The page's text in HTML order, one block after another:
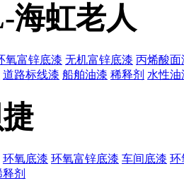
海虹老人
氧富锌底漆 无机富锌底漆 丙烯酸面
道路标线漆 船舶油漆 稀释剂 水性油
环氧底漆 环氧富锌底漆 车间底漆 环
剂